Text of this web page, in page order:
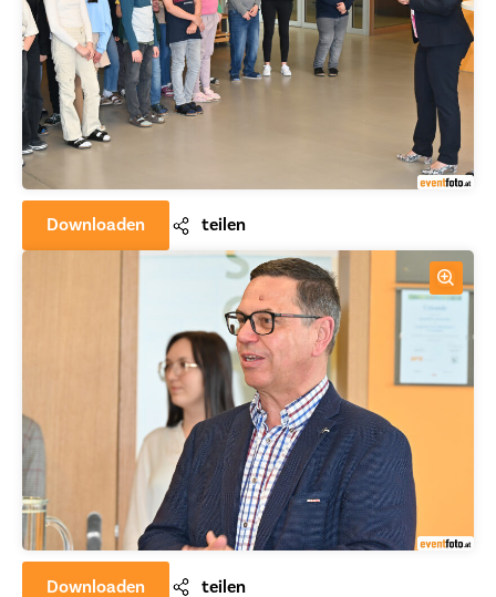
Downloaden teilen
Downloaden teilen